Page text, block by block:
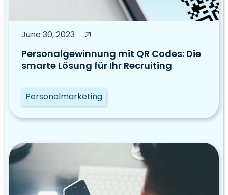
June 30, 2023
Personalgewinnung mit QR Codes: Die
smarte Lösung für Ihr Recruiting
Personalmarketing